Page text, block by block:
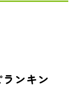
ンキン